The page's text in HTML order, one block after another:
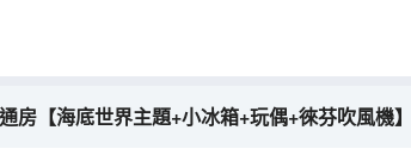
房【海底世界主題+小冰箱+玩偶+徠芬吹風機】